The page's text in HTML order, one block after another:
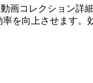
画コレクション
を向上させます